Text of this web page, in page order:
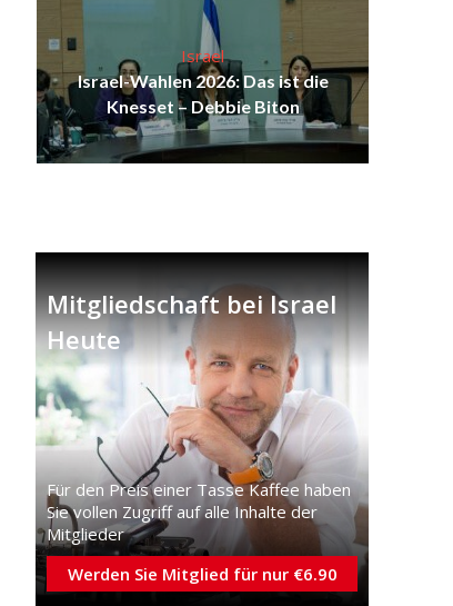
Israel
Israel-Wahlen 2026: Das ist die
Knesset – Debbie Biton
Mitgliedschaft bei Israel
Heute
Für den Preis einer Tasse Kaffee haben
Sie vollen Zugriff auf alle Inhalte der
Mitglieder
Werden Sie Mitglied für nur €6.90